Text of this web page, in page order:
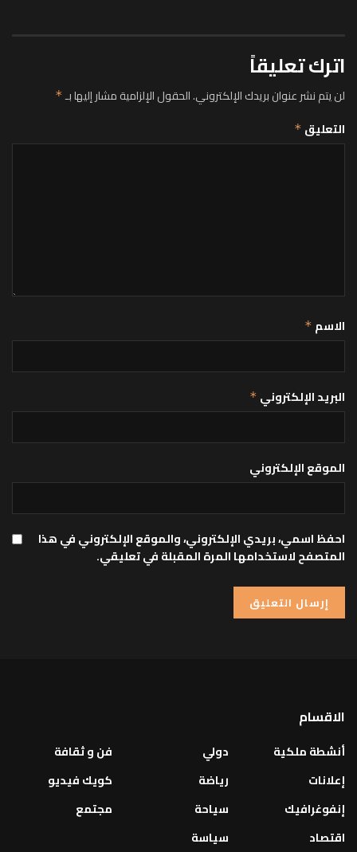
اترك تعليقاً
لن يتم نشر عنوان بريدك الإلكتروني.الحقول الإلزامية مشار إليها بـ*
التعليق *
الاسم *
البريد الإلكتروني *
الموقع الإلكتروني
احفظ اسمي، بريدي الإلكتروني، والموقع الإلكتروني في هذا
المتصفح لاستخدامها المرة المقبلة في تعليقي.
الاقسام
أنشطة ملكية
إعلانات
إنفوغرافيك
اقتصاد
دولي
رياضة
سياحة
سياسة
فن و ثقافة
كويك فيديو
مجتمع